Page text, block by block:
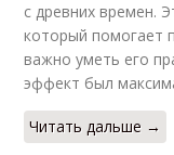
с древних времен.
который помогает
важно уметь его
эффект был
Читать дальше →